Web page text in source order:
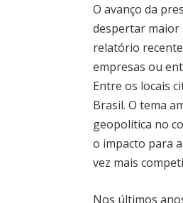
O avanço da
despertar maior
relatório
empresas ou
Entre os locais
Brasil. O tema
geopolítica no
o impacto para
vez mais
Nos últimos